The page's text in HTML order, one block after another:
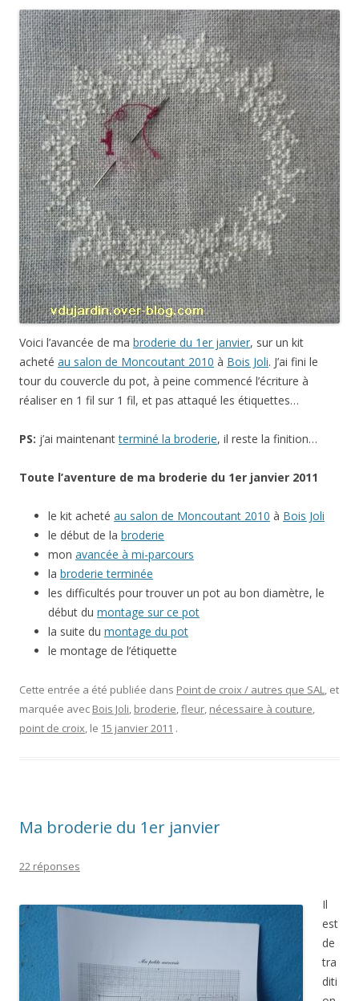
Voici l’avancée de ma broderie du 1er janvier, sur un kit
acheté au salon de Moncoutant 2010 à Bois Joli. J’ai fini le
tour du couvercle du pot, à peine commencé l’écriture à
réaliser en 1 fil sur 1 fil, et pas attaqué les étiquettes…
PS: j’ai maintenantterminé la broderie, il reste la finition…
Toute l’aventure de ma broderie du 1er janvier 2011
le kit acheté au salon de Moncoutant 2010 à Bois Joli
le début de la broderie
mon avancée à mi-parcours
la broderie terminée
les difficultés pour trouver un pot au bon diamètre, le
début du montage sur ce pot
la suite du montage du pot
le montage de l’étiquette
Cette entrée a été publiée dans Point de croix / autres que SAL, et
marquée avec Bois Joli, broderie,fleur, nécessaire à couture,
point de croix, le 15 janvier 2011 .
Ma broderie du 1er janvier
22 réponses
Il
est
de
tra
diti